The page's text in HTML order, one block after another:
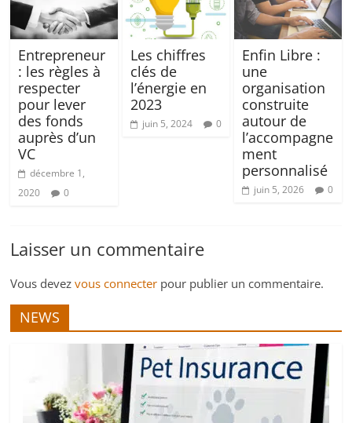
Entrepreneur
: les règles à
respecter
pour lever
des fonds
auprès d’un
VC
décembre 1,
2020
0
Les chiffres
clés de
l’énergie en
2023
juin 5, 2024 0
Enfin Libre :
une
organisation
construite
autour de
l’accompagne
ment
personnalisé
juin 5, 2026 0
Laisser un commentaire
Vous devezvous connecter pour publier un commentaire.
NEWS